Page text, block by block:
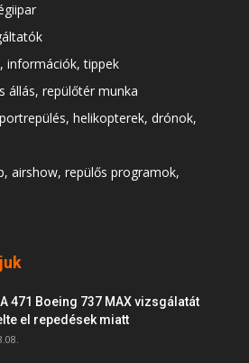
információk, tippek
állás, repülőtér munka
helikopterek, drónok,
airshow, repülős programok,
471 Boeing 737 MAX vizsgálatát
el repedések miatt